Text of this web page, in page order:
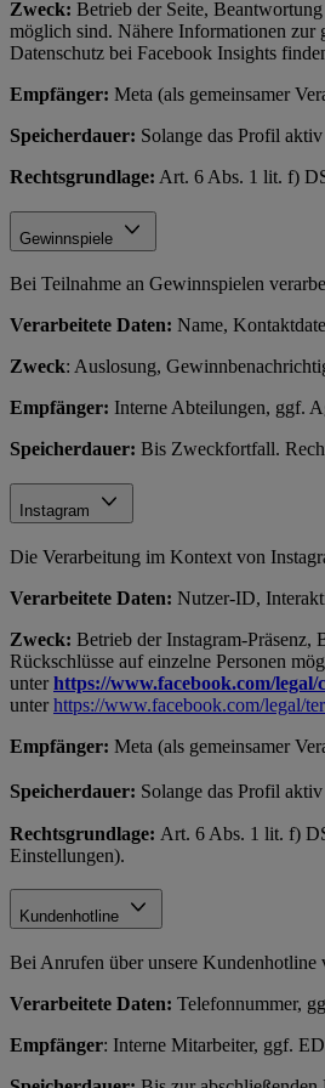
Zweck: Betrieb der Seite,
möglich sind. Nähere Informationen
Datenschutz bei Facebook Insights
Empfänger: Meta (als gemeinsamer
Speicherdauer: Solange das Profil
Rechtsgrundlage: Art. 6 Abs. 1 lit. f)
Gewinnspiele
Bei Teilnahme an Gewinnspielen
Verarbeitete Daten: Name,
Zweck: Auslosung,
Empfänger: Interne Abteilungen, ggf.
Speicherdauer: Bis Zweckfortfall.
Instagram
Die Verarbeitung im Kontext von
Verarbeitete Daten: Nutzer-ID,
Zweck: Betrieb der Instagram-
Rückschlüsse auf einzelne Personen
unterhttps://www.facebook.com/
unterhttps://www.facebook.com/legal/
Empfänger: Meta (als gemeinsamer
Speicherdauer: Solange das Profil
Rechtsgrundlage: Art. 6 Abs. 1 lit. f)
Einstellungen).
Kundenhotline
Bei Anrufen über unsere Kundenhotline
Verarbeitete Daten: Telefonnummer,
Empfänger: Interne Mitarbeiter, ggf.